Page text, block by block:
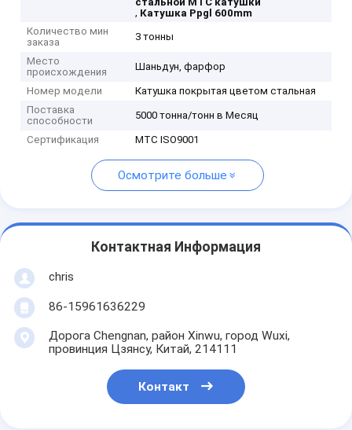
, Катушка Ppgl 600mm
Количество мин
заказа
3 тонны
Место
происхождения
Шаньдун, фарфор
Номер модели
Катушка покрытая цветом стальная
Поставка
способности
5000 тонна/тонн в Месяц
Сертификация MTC ISO9001
Осмотрите больше
Контактная Информация
chris
86-15961636229
Дорога Chengnan, район Xinwu, город Wuxi,
провинция Цзянсу, Китай, 214111
Контакт